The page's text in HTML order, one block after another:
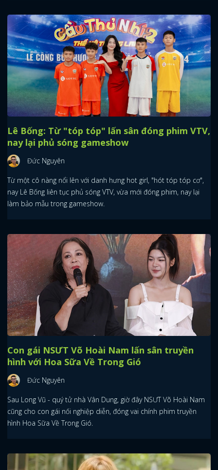
Lê Bống: Từ "tóp tóp" lấn sân đóng phim VTV,
nay lại phủ sóng gameshow
Đức Nguyên
Từ một cô nàng nổi lên với danh hưng hot girl, "hót tóp tóp cơ",
nay Lê Bống liên tục phủ sóng VTV, vừa mới đóng phim, nay lại
làm bảo mẫu trong gameshow.
Con gái NSƯT Võ Hoài Nam lấn sân truyền
hình với Hoa Sữa Về Trong Gió
Đức Nguyên
Sau Long Vũ - quý tử nhà Vân Dung, giờ đây NSƯT Võ Hoài Nam
cũng cho con gái nối nghiệp diễn, đóng vai chính phim truyền
hình Hoa Sữa Về Trong Gió.